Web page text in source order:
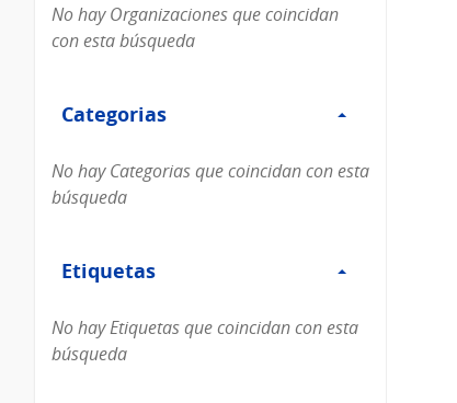
No hay Organizaciones que coincidan
con esta búsqueda
Categorias
Categorias
No hay Categorias que coincidan con esta
búsqueda
Etiquetas
Etiquetas
No hay Etiquetas que coincidan con esta
búsqueda